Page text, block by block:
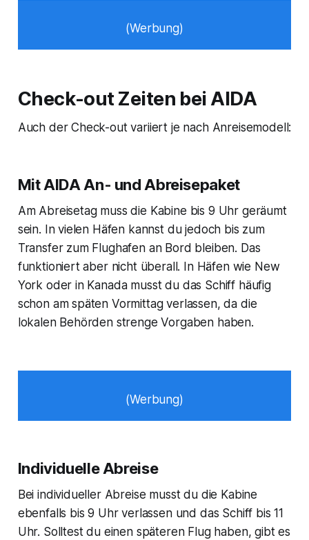
(Werbung)
Check-out Zeiten bei AIDA
Auch der Check-out variiert je nach Anreisemodell:
Mit AIDA An- und Abreisepaket
Am Abreisetag muss die Kabine bis 9 Uhr geräumt
sein. In vielen Häfen kannst du jedoch bis zum
Transfer zum Flughafen an Bord bleiben. Das
funktioniert aber nicht überall. In Häfen wie New
York oder in Kanada musst du das Schiff häufig
schon am späten Vormittag verlassen, da die
lokalen Behörden strenge Vorgaben haben.
(Werbung)
Individuelle Abreise
Bei individueller Abreise musst du die Kabine
ebenfalls bis 9 Uhr verlassen und das Schiff bis 11
Uhr. Solltest du einen späteren Flug haben, gibt es